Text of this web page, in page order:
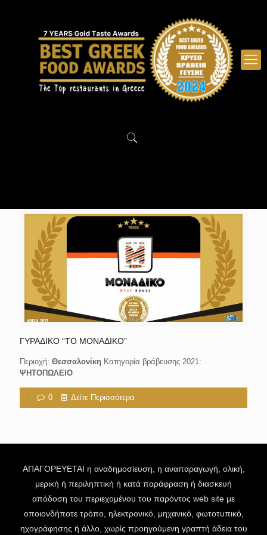
ΓΥΡΑΔΙΚΟ “ΤΟ ΜΟΝΑΔΙΚΟ”
Περιοχή: Θεσσαλονίκη Κατηγορία βράβευσης 2021:
ΨΗΤΟΠΩΛΕΙΟ
0 Δείτε Περισσότερα
ΑΠΑΓΟΡΕΥΕΤΑΙ η αναδημοσίευση, η αναπαραγωγή, ολική,
μερική ή περιληπτική ή κατά παράφραση ή διασκευή
απόδοση του περιεχομένου του παρόντος web site με
οποιονδήποτε τρόπο, ηλεκτρονικό, μηχανικό, φωτοτυπικό,
ηχογράφησης ή άλλο, χωρίς προηγούμενη γραπτή άδεια του